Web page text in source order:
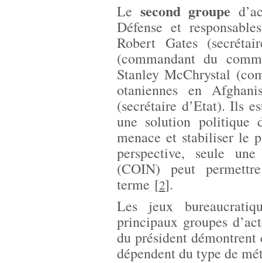
Le second groupe
Défense et
Robert Gates
(commandant du
Stanley McChrystal
otaniennes en
(secrétaire d’Etat). Ils
une solution politique
menace et stabiliser le
perspective, seule
(COIN) peut
terme [2].
Les jeux
principaux groupes
du président démontrent
dépendent du type de